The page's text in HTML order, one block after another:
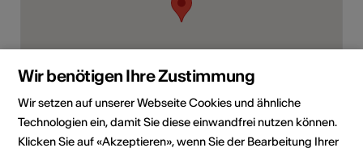
Rue de la Vouagère 2, 1908 Riddes
Wir benötigen Ihre Zustimmung
Wir setzen auf unserer Webseite Cookies und ähnliche
Technologien ein, damit Sie diese einwandfrei nutzen können.
Klicken Sie auf «Akzeptieren», wenn Sie der Bearbeitung Ihrer